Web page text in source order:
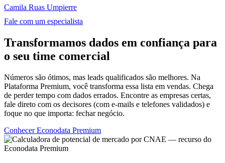
Camila Ruas Umpierre
Fale com um especialista
Transformamos dados em confiança para
o seu time comercial
Números são ótimos, mas leads qualificados são melhores. Na
Plataforma Premium, você transforma essa lista em vendas. Chega
de perder tempo com dados errados. Encontre as empresas certas,
fale direto com os decisores (com e-mails e telefones validados) e
foque no que importa: fechar negócio.
Conhecer Econodata Premium